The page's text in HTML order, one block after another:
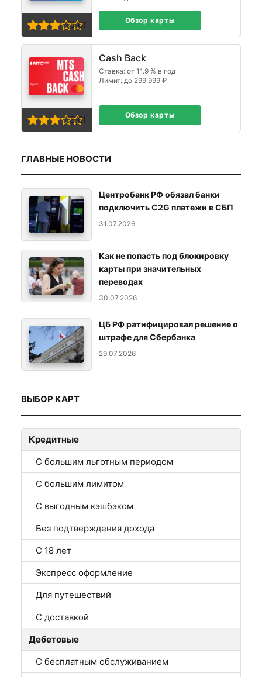
(3,0) Обзор карты
Cash Back
Ставка: от 11.9 % в год
Лимит: до 299 999 ₽
(3,0) Обзор карты
ГЛАВНЫЕ НОВОСТИ
Центробанк РФ обязал банки
подключить C2G платежи в СБП
31.07.2026
Как не попасть под блокировку
карты при значительных
переводах
30.07.2026
ЦБ РФ ратифицировал решение о
штрафе для Сбербанка
29.07.2026
ВЫБОР КАРТ
Кредитные
С большим льготным периодом
С большим лимитом
С выгодным кэшбэком
Без подтверждения дохода
С 18 лет
Экспресс оформление
Для путешествий
С доставкой
Дебетовые
С бесплатным обслуживанием